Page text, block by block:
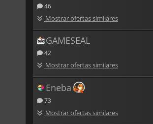
46
Mostrar ofertas similares
GAMESEAL
42
Mostrar ofertas similares
Eneba
73
Mostrar ofertas similares